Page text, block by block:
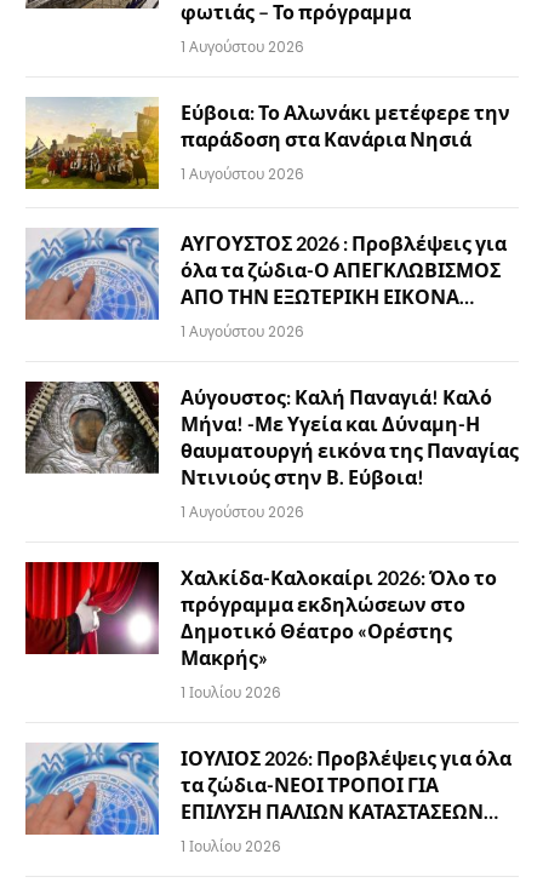
φωτιάς – Το πρόγραμμα
1 Αυγούστου 2026
Εύβοια: Το Αλωνάκι μετέφερε την
παράδοση στα Κανάρια Νησιά
1 Αυγούστου 2026
ΑΥΓΟΥΣΤΟΣ 2026 : Προβλέψεις για
όλα τα ζώδια-Ο ΑΠΕΓΚΛΩΒΙΣΜΟΣ
ΑΠΟ ΤΗΝ ΕΞΩΤΕΡΙΚΗ ΕΙΚΟΝΑ…
1 Αυγούστου 2026
Αύγουστος: Καλή Παναγιά! Καλό
Μήνα! -Με Υγεία και Δύναμη-Η
θαυματουργή εικόνα της Παναγίας
Ντινιούς στην Β. Εύβοια!
1 Αυγούστου 2026
Χαλκίδα-Καλοκαίρι 2026: Όλο το
πρόγραμμα εκδηλώσεων στο
Δημοτικό Θέατρο «Ορέστης
Μακρής»
1 Ιουλίου 2026
ΙΟΥΛΙΟΣ 2026: Προβλέψεις για όλα
τα ζώδια-ΝΕΟΙ ΤΡΟΠΟΙ ΓΙΑ
ΕΠΙΛΥΣΗ ΠΑΛΙΩΝ ΚΑΤΑΣΤΑΣΕΩΝ…
1 Ιουλίου 2026